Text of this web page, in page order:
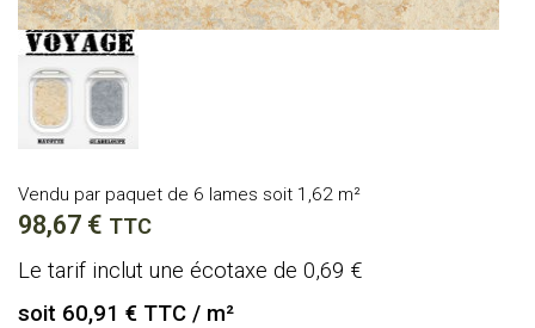
Vendu par paquet de 6 lames soit 1,62 m²
98,67 € TTC
Le tarif inclut une écotaxe de 0,69 €
soit 60,91 € TTC / m²